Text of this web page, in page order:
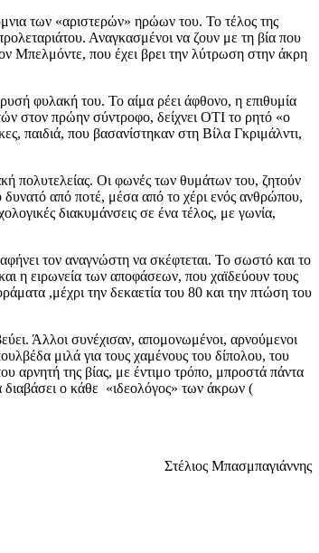
των «αριστερών» ηρώων του. Το τέλος της
Αναγκασμένοι να ζουν με τη βία που
Μπελμόντε, που έχει βρει την λύτρωση στην άκρη
φυλακή του. Το αίμα ρέει άφθονο, η επιθυμία
στον πρώην σύντροφο, δείχνει ΟΤΙ το ρητό «ο
παιδιά, που βασανίστηκαν στη Βίλα Γκριμάλντι,
πολυτελείας. Οι φωνές των θυμάτων του, ζητούν
από ποτέ, μέσα από το χέρι ενός ανθρώπου,
διακυμάνσεις σε ένα τέλος, με γωνία,
τον αναγνώστη να σκέφτεται. Το σωστό και το
η ειρωνεία των αποφάσεων, που χαϊδεύουν τους
,μέχρι την δεκαετία του 80 και την πτώση του
Άλλοι συνέχισαν, απομονωμένοι, αρνούμενοι
μιλά για τους χαμένους του δίπολου, του
αρνητή της βίας, με έντιμο τρόπο, μπροστά πάντα
διαβάσει ο κάθε «ιδεολόγος» των άκρων (
Στέλιος Μπασμπαγιάννης